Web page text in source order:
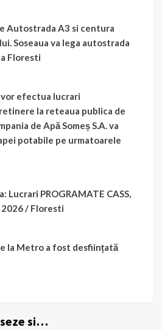
Autostrada A3 si centura
Soseaua va lega autostrada
Floresti
efectua lucrari
la reteaua publica de
de Apă Someș S.A. va
potabile pe urmatoarele
PROGRAMATE CASS,
2026 / Floresti
la Metro a fost desființată
si…